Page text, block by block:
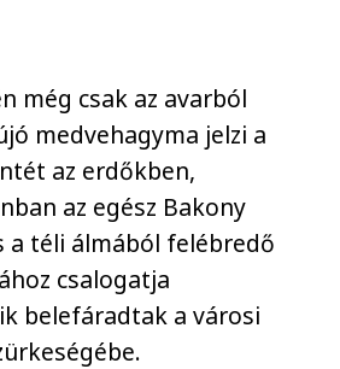
még csak az avarból
medvehagyma jelzi a
az erdőkben,
az egész Bakony
a téli álmából felébredő
csalogatja
belefáradtak a városi